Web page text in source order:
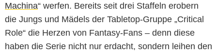
Machina“ werfen. Bereits seit drei Staffeln erobern
die Jungs und Mädels der Tabletop-Gruppe „Critical
Role“ die Herzen von Fantasy-Fans – denn diese
haben die Serie nicht nur erdacht, sondern leihen den